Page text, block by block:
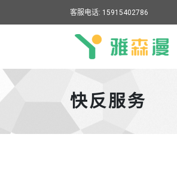
客服电话: 15915402786
快反服务